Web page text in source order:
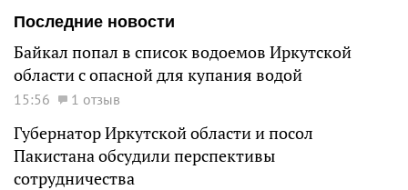
Последние новости
Байкал попал в список водоемов Иркутской
области с опасной для купания водой
15:56 1 отзыв
Губернатор Иркутской области и посол
Пакистана обсудили перспективы
сотрудничества